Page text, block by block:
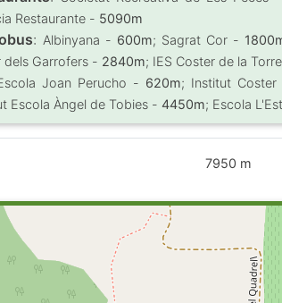
Restaurante - 5090m
:Albinyana - 600m; Sagrat Cor -
dels Garrofers - 2840m; IES Coster de la
Joan Perucho - 620m; Institut
Escola Àngel de Tobies -4450m; Escola
7950 m